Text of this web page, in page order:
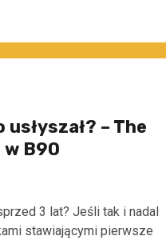
– The
w B90
3 lat? Jeśli tak i nadal
stawiającymi pierwsze